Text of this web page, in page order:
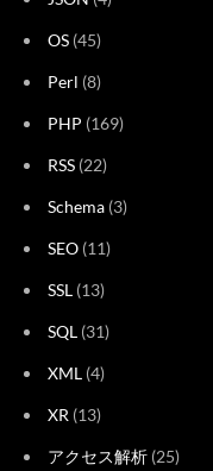
OS (45)
Perl (8)
PHP (169)
RSS (22)
Schema (3)
SEO (11)
SSL (13)
SQL (31)
XML (4)
XR (13)
アクセス解析 (25)